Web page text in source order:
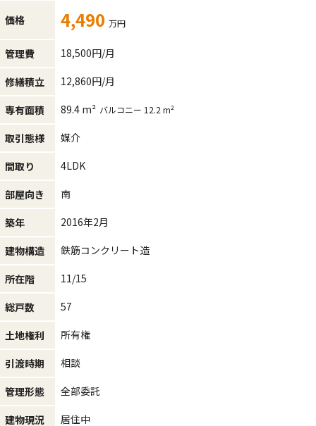
価格 4,490 万円
管理費 18,500円/月
修繕積立 12,860円/月
専有面積 89.4 m² バルコニー 12.2 m²
取引態様 媒介
間取り 4LDK
部屋向き 南
築年 2016年2月
建物構造 鉄筋コンクリート造
所在階 11/15
総戸数 57
土地権利 所有権
引渡時期 相談
管理形態 全部委託
建物現況 居住中